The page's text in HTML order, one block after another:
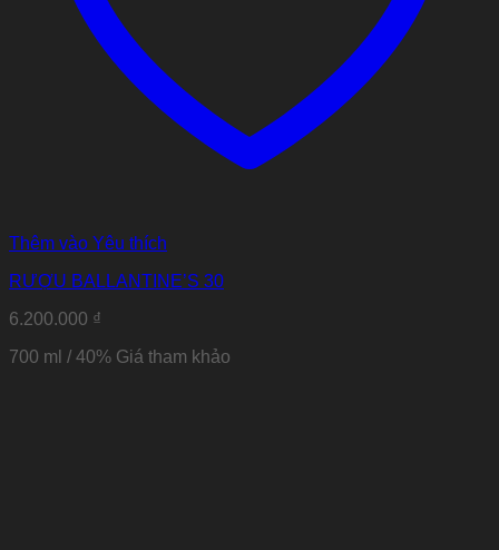
Thêm vào Yêu thích
RƯỢU BALLANTINE’S 30
6.200.000 ₫
700 ml / 40% Giá tham khảo